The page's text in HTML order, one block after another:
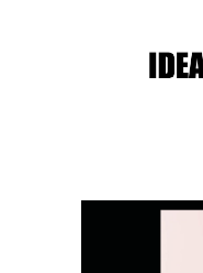
Post navigation